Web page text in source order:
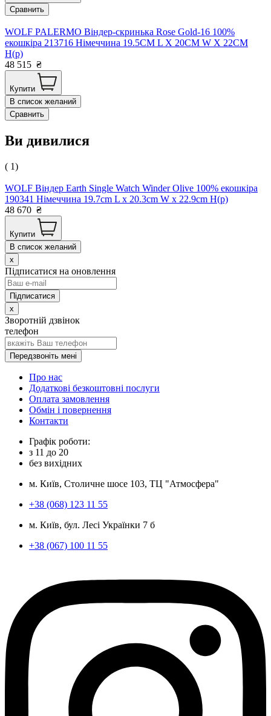
Сравнить
WOLF PALERMO Віндер-скринька Rose Gold-16 100%
екошкіра 213716 Німеччина 19.5CM L X 20CM W X 22CM
H(р)
48 515 ₴
Купити
В список желаний
Сравнить
Ви дивилися
( 1)
WOLF Віндер Earth Single Watch Winder Olive 100% екошкіра
190341 Німеччина 19.7cm L x 20.3cm W x 22.9cm H(р)
48 670 ₴
Купити
В список желаний
x
Підписатися на оновлення
x
Зворотній дзвінок
телефон
Передзвоніть мені
Про нас
Додаткові безкоштовні послуги
Оплата замовлення
Обмін і повернення
Контакти
Графік роботи:
з 11 до 20
без вихідних
м. Київ, Столичне шосе 103, ТЦ "Атмосфера"
+38 (068) 123 11 55
м. Київ, бул. Лесі Українки 7 б
+38 (067) 100 11 55